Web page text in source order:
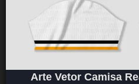
Arte Vetor Camisa